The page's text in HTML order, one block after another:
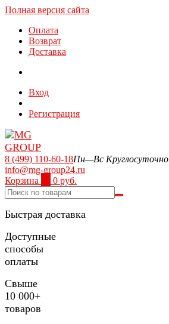
Полная версия сайта
Оплата
Возврат
Доставка
Вход
Регистрация
8 (499) 110-60-18Пн—Вс Круглосуточно
info@mg-group24.ru
Корзина
0 руб.
Быстрая доставка
Доступные
способы
оплаты
Свыше
10 000+
товаров